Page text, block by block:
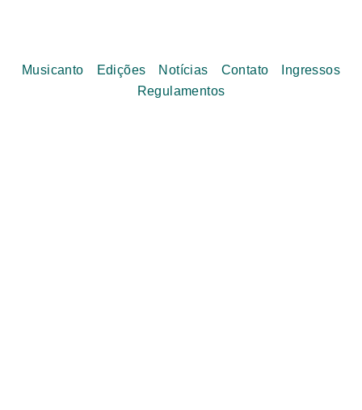
Musicanto Edições Notícias Contato
Ingressos
Regulamentos